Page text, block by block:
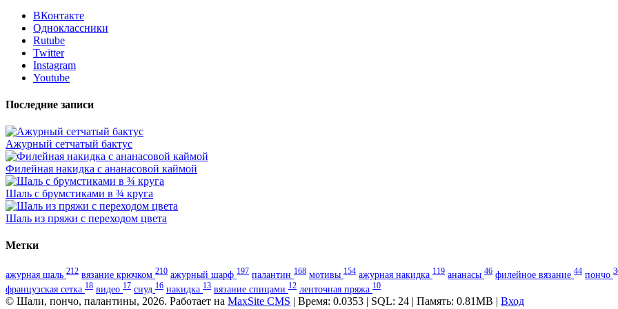
ВКонтакте
Одноклассники
Rutube
Twitter
Instagram
Youtube
Последние записи
Ажурный сетчатый бактус
Филейная накидка с ананасовой каймой
Шаль с брумстиками в ¾ круга
Шаль из пряжи с переходом цвета
Метки
ажурная шаль 212 вязание крючком 210 ажурный шарф 197 палантин 168 мотивы 154 ажурная накидка 119 ананасы 46 филейное вязание 44 пончо
французская сетка 18 видео 17 снуд 16 накидка 13 вязание спицами 12 ленточная пряжа 10
© Шали, пончо, палантины, 2026. Работает на MaxSite CMS | Время: 0.0353 | SQL: 24 | Память: 0.81MB | Вход